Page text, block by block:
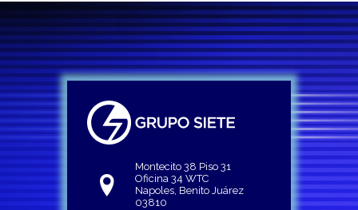
Montecito 38 Piso 31
Oficina 34 WTC
Napoles, Benito Juárez
03810